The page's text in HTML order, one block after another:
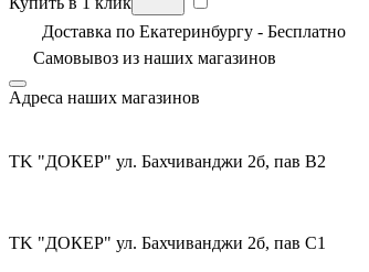
Доставка по Екатеринбургу - Бесплатно
Самовывоз из наших магазинов
Адреса наших магазинов
TK "ДОКЕР" ул. Бахчиванджи 2б, пав В2
TK "ДОКЕР" ул. Бахчиванджи 2б, пав С1